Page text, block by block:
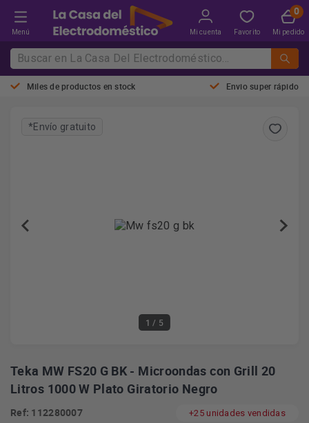
Menú Mi cuenta Favorito Mi pedido
Miles de productos en stock Envio super rápido
1 / 5
*Envío gratuito
Teka MW FS20 G BK - Microondas con Grill 20
Litros 1000 W Plato Giratorio Negro
Ref: 112280007 +25 unidades vendidas